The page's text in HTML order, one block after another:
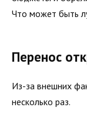
Что может быть
Перенос
Из-за внешних
несколько раз.